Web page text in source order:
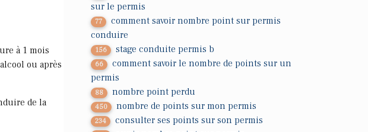
à 1 mois
ou après
de la
sur le permis
77
comment savoir nombre point sur permis
conduire
156 stage conduite permis b
66
comment savoir le nombre de points sur un
permis
88 nombre point perdu
450 nombre de points sur mon permis
234 consulter ses points sur son permis